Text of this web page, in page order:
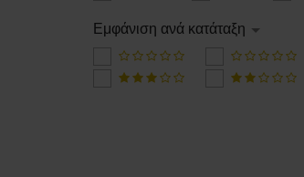
Εμφάνιση ανά κατάταξη